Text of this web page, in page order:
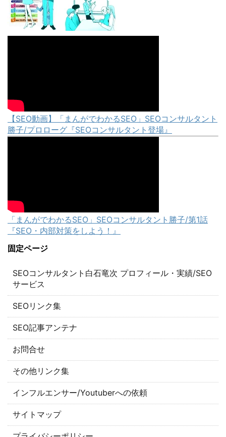
【SEO動画】「まんがでわかるSEO」SEOコンサルタント
勝子/プロローグ『SEOコンサルタント登場』
「まんがでわかるSEO」SEOコンサルタント勝子/第1話
『SEO・内部対策をしよう！』
固定ページ
SEOコンサルタント白石竜次 プロフィール・実績/SEO
サービス
SEOリンク集
SEO記事アンテナ
お問合せ
その他リンク集
インフルエンサー/Youtuberへの依頼
サイトマップ